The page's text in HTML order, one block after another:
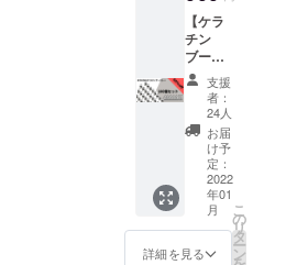
おかけ
します
が何卒
よろし
くお願
い致し
ます。
人毛か
ら特殊
製法に
より抽
出した
ケラチ
ン蛋白
をパウ
トメン
トに混
ぜてい
ただく
だけで
使用で
きま
す。送
料込
み！！
【ケラ
チン
ブース
ト＋
100個
セッ
ト】 人
毛から
特殊製
法によ
り抽出
したケ
ラチン
蛋白を
支援
者：
24人
お届
け予
定：
2022
年01
月
詳細を見る
こ
の
リ
タ
ー
ン